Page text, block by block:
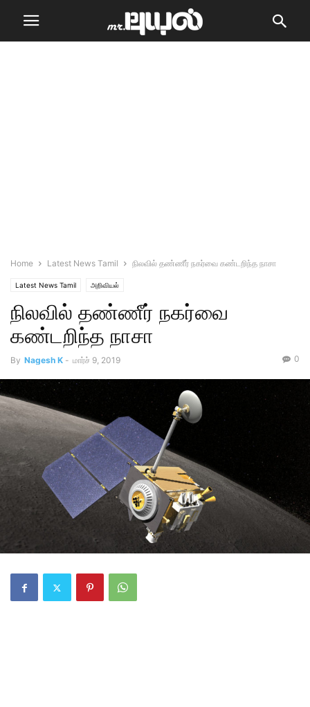
Home Latest News Tamil நிலவில் தண்ணீர் நகர்வை கண்டறிந்த நாசா
Latest News Tamil அறிவியல்
நிலவில் தண்ணீர் நகர்வை
கண்டறிந்த நாசா
By Nagesh K - மார்ச் 9, 2019 0